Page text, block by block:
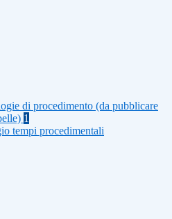
di procedimento (da pubblicare
1
tempi procedimentali